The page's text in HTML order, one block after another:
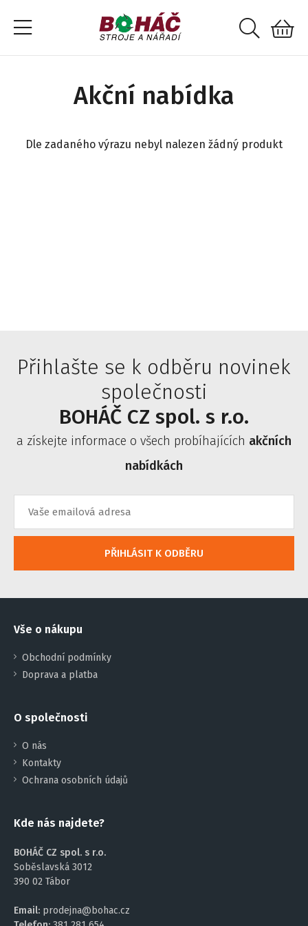
Akční nabídka
Dle zadaného výrazu nebyl nalezen žádný produkt
Přihlašte se k odběru novinek
společnosti
BOHÁČ CZ spol. s r.o.
a získejte informace o všech probíhajících akčních
nabídkách
PŘIHLÁSIT K ODBĚRU
Vše o nákupu
Obchodní podmínky
Doprava a platba
O společnosti
O nás
Kontakty
Ochrana osobních údajů
Kde nás najdete?
BOHÁČ CZ spol. s r.o.
Soběslavská 3012
390 02 Tábor
Email: prodejna@bohac.cz